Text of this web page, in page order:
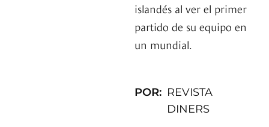
islandés al ver el primer
partido de su equipo en
un mundial.
POR: REVISTA
DINERS